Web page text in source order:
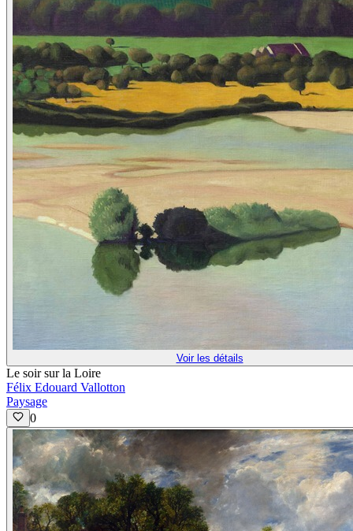
Voir les détails
Le soir sur la Loire
Félix Edouard Vallotton
Paysage
0